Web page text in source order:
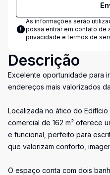
As informações serão
possa entrar em contato de
privacidade e termos de
Descrição
Excelente oportunidade para
endereços mais valorizados
Localizada no ático do
comercial de 162 m² oferece
e funcional, perfeito para
que valorizam conforto,
O espaço conta com dois